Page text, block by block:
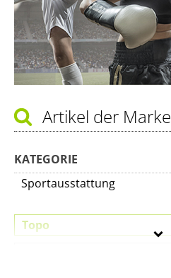
Artikel der Marke
KATEGORIE
Sportausstattung
Topo